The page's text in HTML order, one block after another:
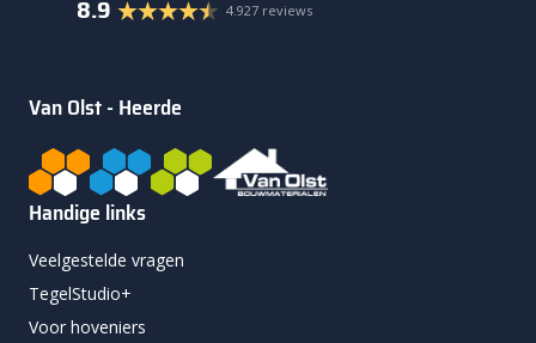
8.9 4.927 reviews
Van Olst - Heerde
Handige links
Veelgestelde vragen
TegelStudio+
Voor hoveniers